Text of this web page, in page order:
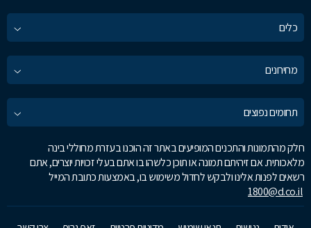
כלים
מחירונים
תחומים נפוצים
חלק מהתמונות והתכנים המופיעים באתר זה הוכנו בעזרת מחוללי בינה
מלאכותית. אם זיהיתם תמונה או תוכן כלשהו בו אתם בעלי זכויות יוצרים, אתם
רשאים לפנות אלינו ולבקש לחדול משימוש בו, באמצעות כתובת המייל
1800@d.co.il